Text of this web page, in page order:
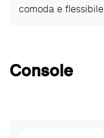
comoda e flessibile.
Console